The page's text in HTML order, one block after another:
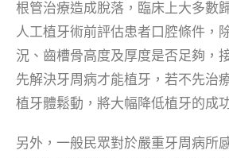
根管治療造成脫落，臨床上大多數
人工植牙術前評估患者口腔條件，
況、齒槽骨高度及厚度是否足夠，
先解決牙周病才能植牙，若不先治
植牙體鬆動，將大幅降低植牙的成
另外，一般民眾對於嚴重牙周病所